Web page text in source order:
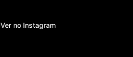
Ver no Instagram